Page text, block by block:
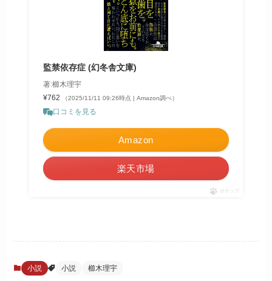
監禁依存症 (幻冬舎文庫)
著:櫛木理宇
¥762
（2025/11/11 09:26時点 | Amazon調べ）
口コミを見る
Amazon
楽天市場
ポチップ
小説 小説 櫛木理宇